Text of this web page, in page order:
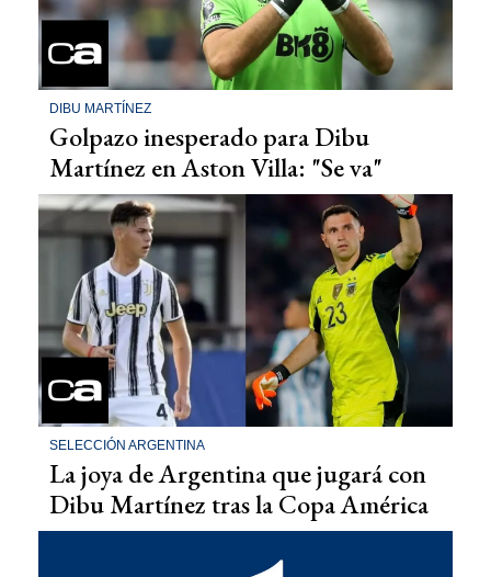
DIBU MARTÍNEZ
Golpazo inesperado para Dibu
Martínez en Aston Villa: "Se va"
SELECCIÓN ARGENTINA
La joya de Argentina que jugará con
Dibu Martínez tras la Copa América